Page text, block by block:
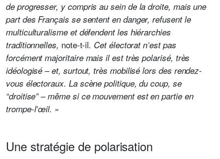
de progresser, y compris au sein de la droite, mais une
part des Français se sentent en danger, refusent le
multiculturalisme et défendent les hiérarchies
traditionnelles, note-t-il. Cet électorat n’est pas
forcément majoritaire mais il est très polarisé, très
idéologisé – et, surtout, très mobilisé lors des rendez-
vous électoraux. La scène politique, du coup, se
“droitise” – même si ce mouvement est en partie en
trompe-l’œil. »
Une stratégie de polarisation